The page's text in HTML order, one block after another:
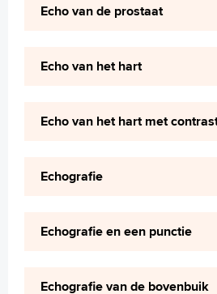
Echo van de prostaat
Echo van het hart
Echo van het hart met
Echografie
Echografie en een punctie
Echografie van de bovenbuik